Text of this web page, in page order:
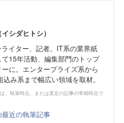
シダヒトシ）
イター、記者。IT系の業界紙
て15年活動、編集部門のトップ
に。エンタープライズ系から
み系まで幅広い領域を取材。
、執筆時点、または直近の記事の寄稿時点で
最近の執筆記事